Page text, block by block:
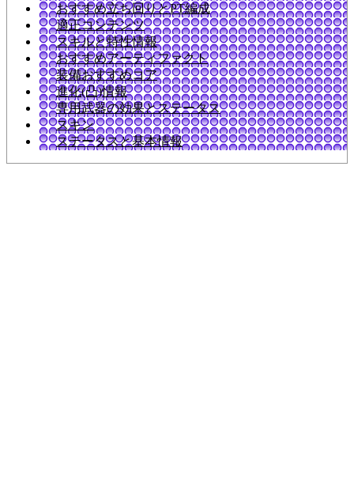
おすすめ立ち回りとPT編成
適正コンテンツ
スキルと特性情報
おすすめアーティファクト
装備おすすめコア
進化(凸)情報
専用武器の効果とステータス
スキン
ステータスと基本情報